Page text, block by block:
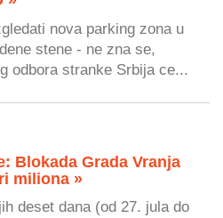
nova parking zona u
stene - ne zna se,
odbora stranke Srbija ce...
Blokada Grada Vranja
miliona »
deset dana (od 27. jula do